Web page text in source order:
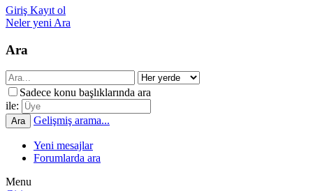
Giriş Kayıt ol
Neler yeni Ara
Ara
Sadece konu başlıklarında ara
ile:
Ara Gelişmiş arama...
Yeni mesajlar
Forumlarda ara
Menu